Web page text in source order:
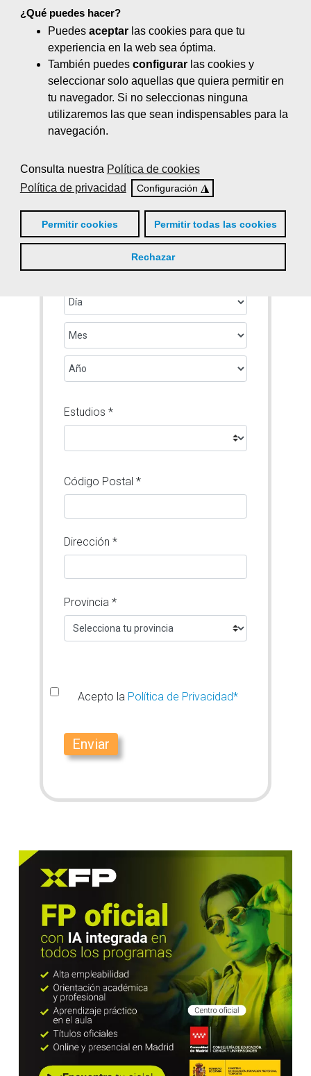
¿Qué puedes hacer?
Puedes aceptarlas cookies para que tu
experiencia en la web sea óptima.
También puedes configurarlas cookies y
seleccionar solo aquellas que quiera permitir en
tu navegador. Si no seleccionas ninguna
utilizaremos las que sean indispensables para la
navegación.
Consulta nuestra Política de cookies
Política de privacidad
Configuración ◮
Permitir cookies Permitir todas las cookies
Rechazar
Sexo*
DNI/NIE*
Teléfono*
Estudios *
Código Postal *
Dirección *
Provincia *
Acepto la Política de Privacidad*
Enviar